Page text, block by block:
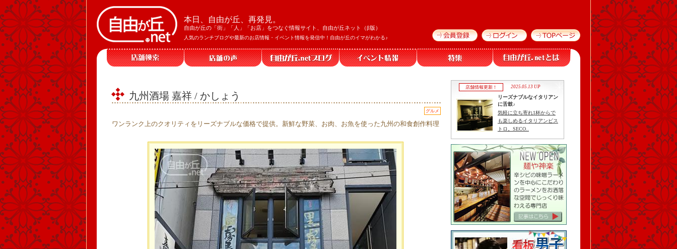
本日、自由が丘、再発見。
自由が丘の「街」「人」「お店」をつなぐ情報サイト、自由が丘ネット（β版）
人気のランチブログや最新のお店情報・イベント情報を発信中！自由が丘のイマがわかる♪
九州酒場 嘉祥 / かしょう
グルメ
ワンランク上のクオリティをリーズナブルな価格で提供。新鮮な野菜、お肉、お魚を使った九州の和食創作料理
店舗情報更新！ 2025.05.13 UP
リーズナブルなイタリアン
に舌鼓♪
気軽に立ち寄れ1杯からで
も楽しめるイタリアンビス
トロ。SECO..